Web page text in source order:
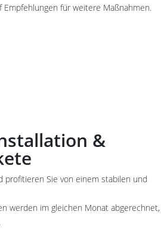
Empfehlungen für weitere Maßnahmen.
&
profitieren Sie von einem stabilen und
werden im gleichen Monat abgerechnet,